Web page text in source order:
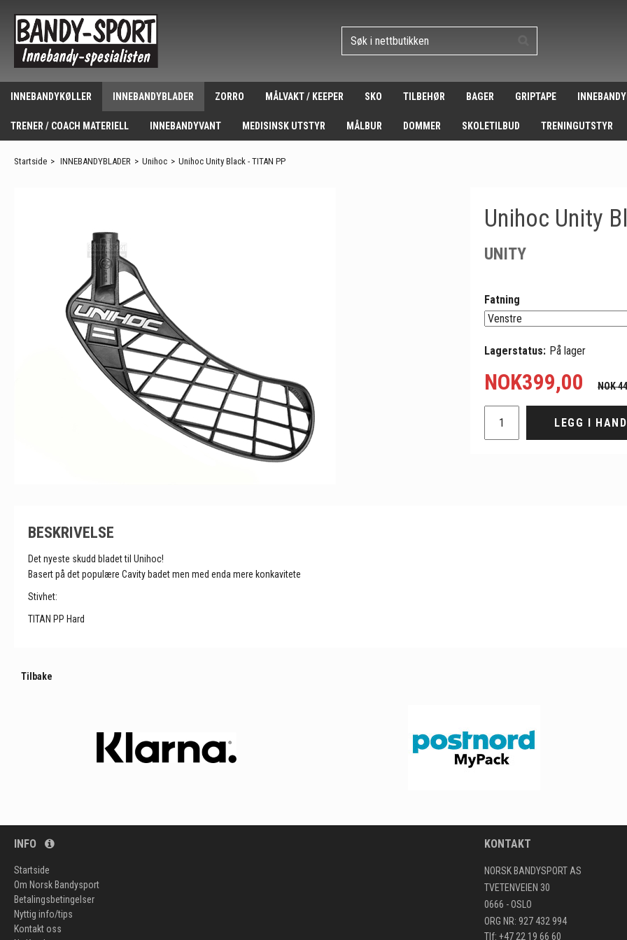
INNEBANDYKØLLER INNEBANDYBLADER ZORRO MÅLVAKT / KEEPER SKO TILBEHØR BAGER GRIPTAPE
TRENER / COACH MATERIELL INNEBANDYVANT MEDISINSK UTSTYR MÅLBUR DOMMER SKOLETILBUD TRENINGUTSTYR
Startside > INNEBANDYBLADER > Unihoc > Unihoc Unity Black - TITAN PP
Unihoc Unity
UNITY
Fatning
Lagerstatus: På lager
NOK399,00 NOK
LEGG I
BESKRIVELSE
Det nyeste skudd bladet til Unihoc!
Basert på det populære Cavity badet men med enda mere konkavitete
Stivhet:
TITAN PP Hard
Tilbake
INFO
Startside
Om Norsk Bandysport
Betalingsbetingelser
Nyttig info/tips
Kontakt oss
KONTAKT
NORSK BANDYSPORT AS
TVETENVEIEN 30
0666 - OSLO
ORG NR: 927 432 994
Tlf: +47 22 19 66 60